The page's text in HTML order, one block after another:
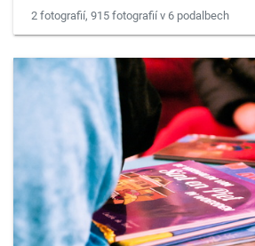
2 fotografií, 915 fotografií v 6 podalbech